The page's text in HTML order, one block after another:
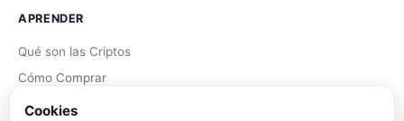
APRENDER
Qué son las Criptos
Cómo Comprar
Staking
Cookies